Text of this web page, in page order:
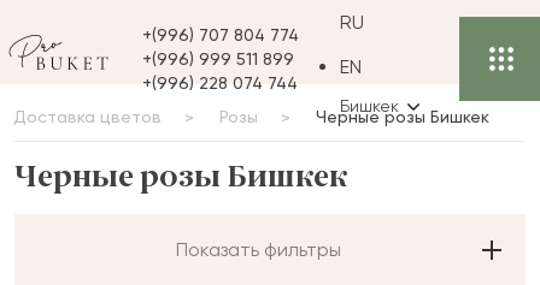
+(996) 707 804 774
+(996) 999 511 899
+(996) 228 074 744
RU
EN
Бишкек
Доставка цветов Розы Черные розы Бишкек
Черные розы Бишкек
Показать фильтры